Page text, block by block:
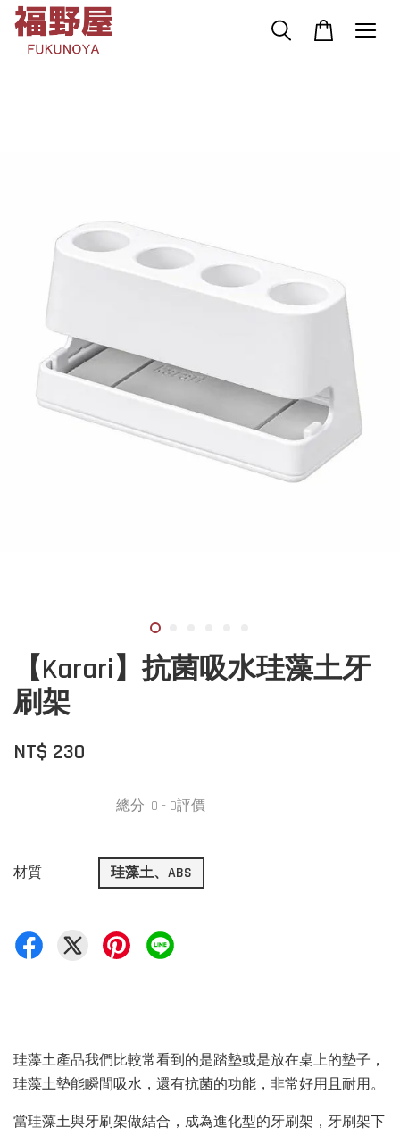
【Karari】抗菌吸水珪藻土牙
刷架
NT$ 230
總分: 0 - 0評價
材質 珪藻土、ABS
珪藻土產品我們比較常看到的是踏墊或是放在桌上的墊子，
珪藻土墊能瞬間吸水，還有抗菌的功能，非常好用且耐用。
當珪藻土與牙刷架做結合，成為進化型的牙刷架，牙刷架下